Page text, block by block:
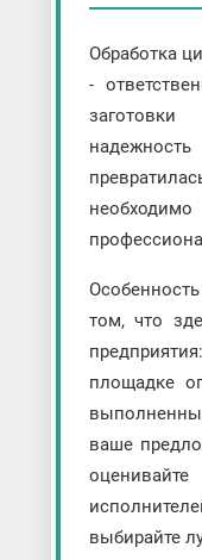
Обработка
-
том, что
площадке
ваше
выбирайте